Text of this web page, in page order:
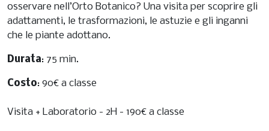
osservare nell’Orto Botanico? Una visita per scoprire gli
adattamenti, le trasformazioni, le astuzie e gli inganni
che le piante adottano.
Durata: 75 min.
Costo: 90€ a classe
Visita + Laboratorio - 2H - 190€ a classe